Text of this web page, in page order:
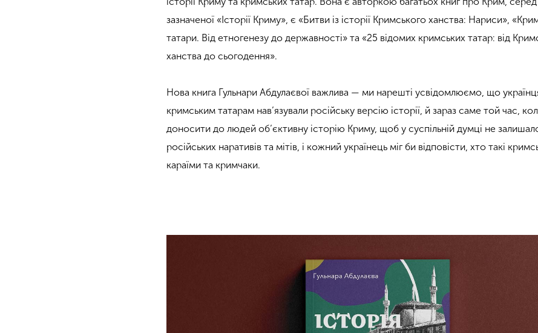
зазначеної «Історії Криму», є «Битви із історії Кримського ханства: Нариси»,
татари. Від етногенезу до державності» та «25 відомих кримських татар: від
ханства до сьогодення».
Нова книга Гульнари Абдулаєвої важлива — ми нарешті усвідомлюємо, що
кримським татарам нав’язували російську версію історії, й зараз саме той час,
доносити до людей об’єктивну історію Криму, щоб у суспільній думці не
російських наративів та мітів, і кожний українець міг би відповісти, хто такі
караїми та кримчаки.